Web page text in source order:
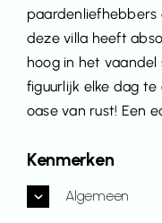
paardenliefhebbers
deze villa heeft
hoog in het
figuurlijk elke dag te
oase van rust! Een
Kenmerken
Algemeen